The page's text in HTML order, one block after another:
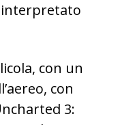
interpretato
con un
con
3: